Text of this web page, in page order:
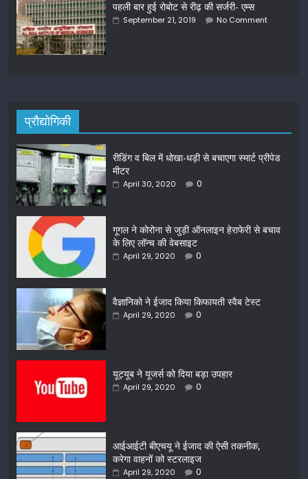
पहली बार हुई रोबोट से रीढ़ की सर्जरी- एम्स
September 21, 2019 No Comment
प्रौद्योगिकी
रीडिंग व बिल में धोखा-धड़ी से बचाएगा स्मार्ट प्रीपेड
मीटर
April 30, 2020 0
गूगल ने कोरोना से जुड़ी ऑनलाइन हेराफेरी से बचाव
के लिए लॉन्च की वेबसाइट
April 29, 2020 0
वैज्ञानिको ने ईजाद किया किफायती स्वैब टेस्ट
April 29, 2020 0
यूट्यूब ने यूजर्स को दिया बड़ा उपहार
April 29, 2020 0
आईआईटी बीएचयू ने ईजाद की ऐसी तकनीक,
करेगा वाहनों को स्टरलाइज
April 29, 2020 0